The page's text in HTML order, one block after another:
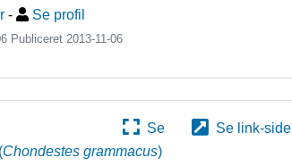
- Se profil
Publiceret2013-11-06
Se
Se link-side
(Chondestes grammacus)